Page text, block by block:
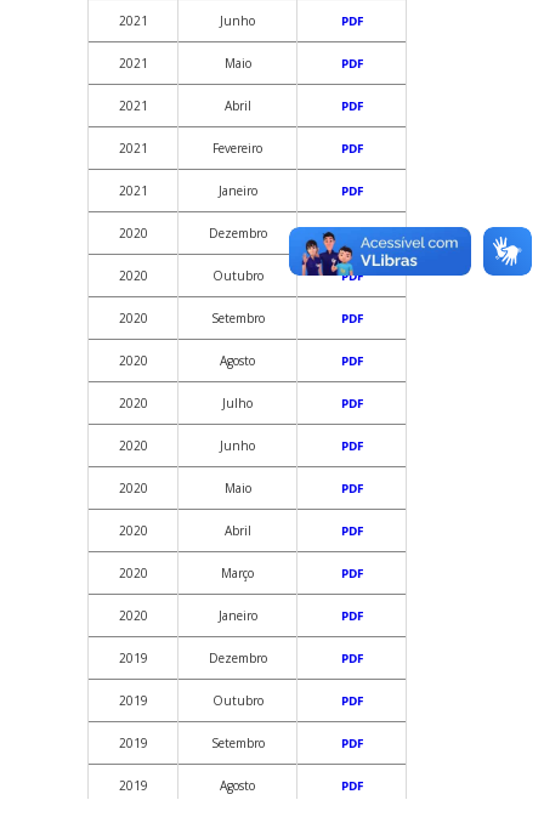
2021 Junho PDF
2021 Maio PDF
2021 Abril PDF
2021 Fevereiro PDF
2021 Janeiro PDF
2020 Dezembro PDF
2020 Outubro PDF
2020 Setembro PDF
2020 Agosto PDF
2020 Julho PDF
2020 Junho PDF
2020 Maio PDF
2020 Abril PDF
2020 Março PDF
2020 Janeiro PDF
2019 Dezembro PDF
2019 Outubro PDF
2019 Setembro PDF
2019 Agosto PDF